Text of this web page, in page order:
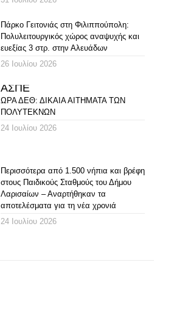
Πάρκο Γειτονιάς στη Φιλιππούπολη:
Πολυλειτουργικός χώρος αναψυχής και
ευεξίας 3 στρ. στην Αλευάδων
26 Ιουλίου 2026
ΑΣΠΕ
ΩΡΑ ΔΕΘ: ΔΙΚΑΙΑ ΑΙΤΗΜΑΤΑ ΤΩΝ
ΠΟΛΥΤΕΚΝΩΝ
24 Ιουλίου 2026
Περισσότερα από 1.500 νήπια και βρέφη
στους Παιδικούς Σταθμούς του Δήμου
Λαρισαίων – Αναρτήθηκαν τα
αποτελέσματα για τη νέα χρονιά
24 Ιουλίου 2026